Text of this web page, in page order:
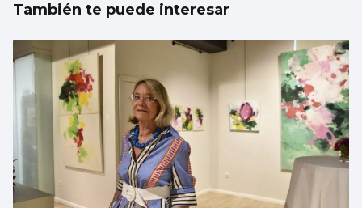
También te puede interesar